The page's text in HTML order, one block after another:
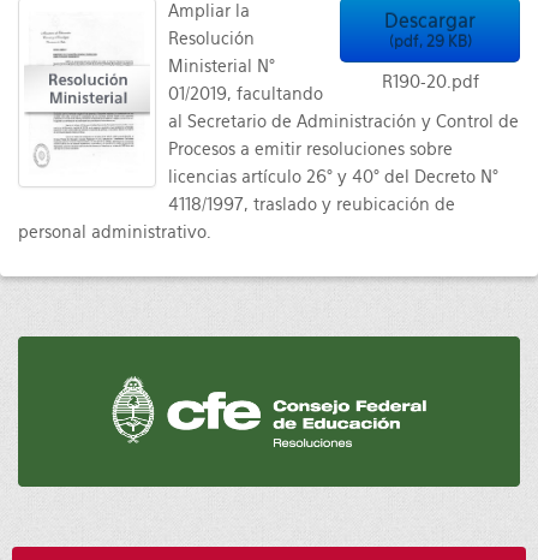
Descargar
(pdf, 29 KB)
R190-20.pdf
Ampliar la
Resolución
Ministerial N°
01/2019, facultando
al Secretario de Administración y Control de
Procesos a emitir resoluciones sobre
licencias artículo 26° y 40° del Decreto N°
4118/1997, traslado y reubicación de
personal administrativo.